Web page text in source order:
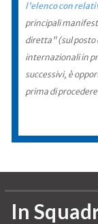
l'elenco con
principali
diretta" (sul posto
internazionali in
successivi, è
prima di
In